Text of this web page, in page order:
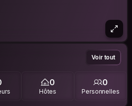
Voir tout
0
Hôtes
0
Personnelles